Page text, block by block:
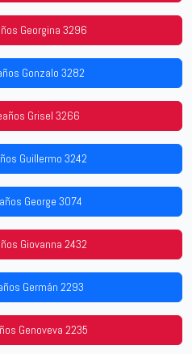
Georgina 3296
Gonzalo 3282
Grisel 3266
Guillermo 3242
George 3074
Giovanna 2432
Germán 2293
Genoveva 2235